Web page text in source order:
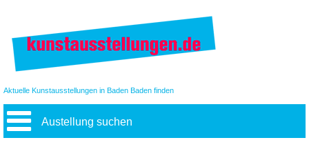
Aktuelle Kunstausstellungen in Baden Baden finden
Austellung suchen